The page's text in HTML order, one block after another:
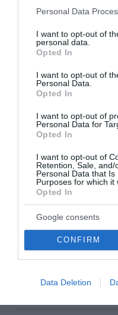
Please note that this
not limited to your visit or
grant or deny consent to
use your data for below
consent section.
Personal Data
I want to opt-out of
personal data.
Opted In
I want to opt-out of
Personal Data.
Opted In
I want to opt-out of
Personal Data for
Opted In
I want to opt-out of
Retention, Sale,
Personal Data that
Purposes for which it
Opted In
Google consents
CONFIRM
Data Deletion
«Πάντα γελαστοί
τραγούδια του
μαγική συναυλία
Ήταν μια ιστορική
Μικρούτσικο στο
μόνο η δύναμη της